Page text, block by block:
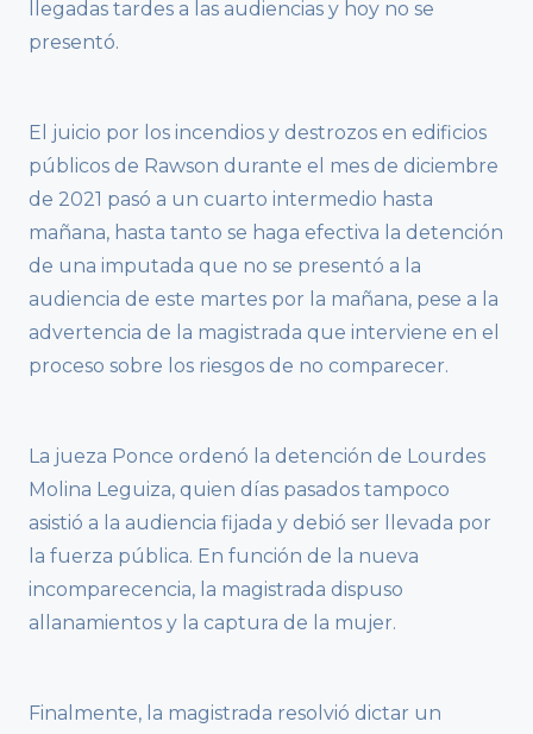
llegadas tardes a las audiencias y hoy no se
presentó.
El juicio por los incendios y destrozos en edificios
públicos de Rawson durante el mes de diciembre
de 2021 pasó a un cuarto intermedio hasta
mañana, hasta tanto se haga efectiva la detención
de una imputada que no se presentó a la
audiencia de este martes por la mañana, pese a la
advertencia de la magistrada que interviene en el
proceso sobre los riesgos de no comparecer.
La jueza Ponce ordenó la detención de Lourdes
Molina Leguiza, quien días pasados tampoco
asistió a la audiencia fijada y debió ser llevada por
la fuerza pública. En función de la nueva
incomparecencia, la magistrada dispuso
allanamientos y la captura de la mujer.
Finalmente, la magistrada resolvió dictar un